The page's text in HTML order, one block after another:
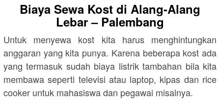
Biaya Sewa Kost di Alang-Alang
Lebar – Palembang
Untuk menyewa kost kita harus menghintungkan
anggaran yang kita punya. Karena beberapa kost ada
yang termasuk sudah biaya listrik tambahan bila kita
membawa seperti televisi atau laptop, kipas dan rice
cooker untuk mahasiswa dan pegawai misalnya.